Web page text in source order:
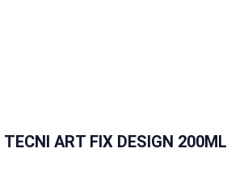
TECNI ART FIX DESIGN 200ML